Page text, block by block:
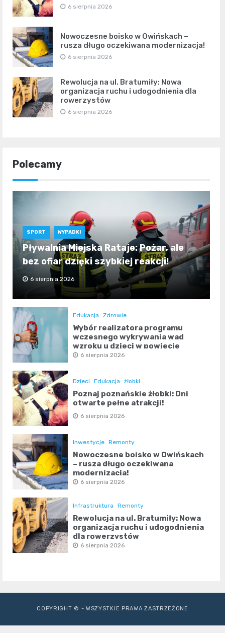
6 sierpnia 2026
Nowoczesne boisko w Owińskach –
rusza długo oczekiwana modernizacja!
6 sierpnia 2026
Rewolucja na ul. Bratumiły: Nowa
organizacja ruchu i udogodnienia dla
rowerzystów
6 sierpnia 2026
Polecamy
SPORT WYPADKI
Pływalnia Miejska Rataje: Pożar, ale
bez ofiar dzięki szybkiej reakcji!
6 sierpnia 2026
Edukacja Zdrowie
Wybór realizatora programu
wczesnego wykrywania wad
wzroku u dzieci w powiecie
poznańskim
6 sierpnia 2026
Dzieci Edukacja żłobki
Poznaj poznańskie żłobki: Dni
otwarte pełne atrakcji!
6 sierpnia 2026
Inwestycje Remonty
Nowoczesne boisko w Owińskach
– rusza długo oczekiwana
modernizacja!
6 sierpnia 2026
Infrastruktura Remonty
Rewolucja na ul. Bratumiły: Nowa
organizacja ruchu i udogodnienia
dla rowerzystów
6 sierpnia 2026
COPYRIGHT © - WSZYSTKIE PRAWA ZASTRZEŻONE